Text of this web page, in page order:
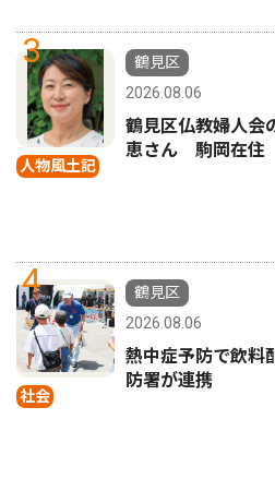
3
人物風土記
鶴見区
2026.08.06
鶴見区仏教婦人
恵さん 駒岡在
4
社会
鶴見区
2026.08.06
熱中症予防で飲
防署が連携